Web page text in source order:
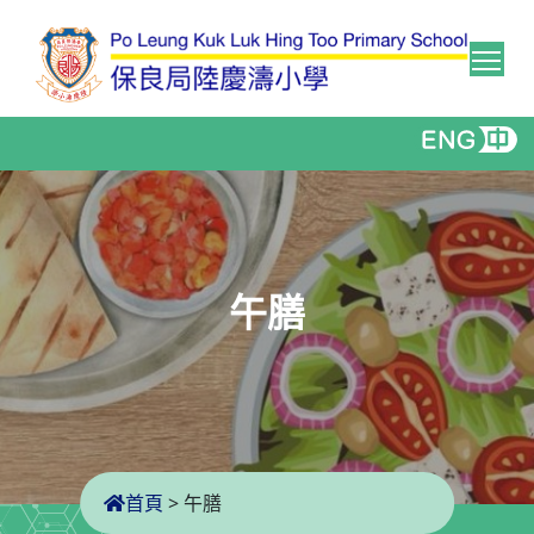
午膳
首頁 >午膳